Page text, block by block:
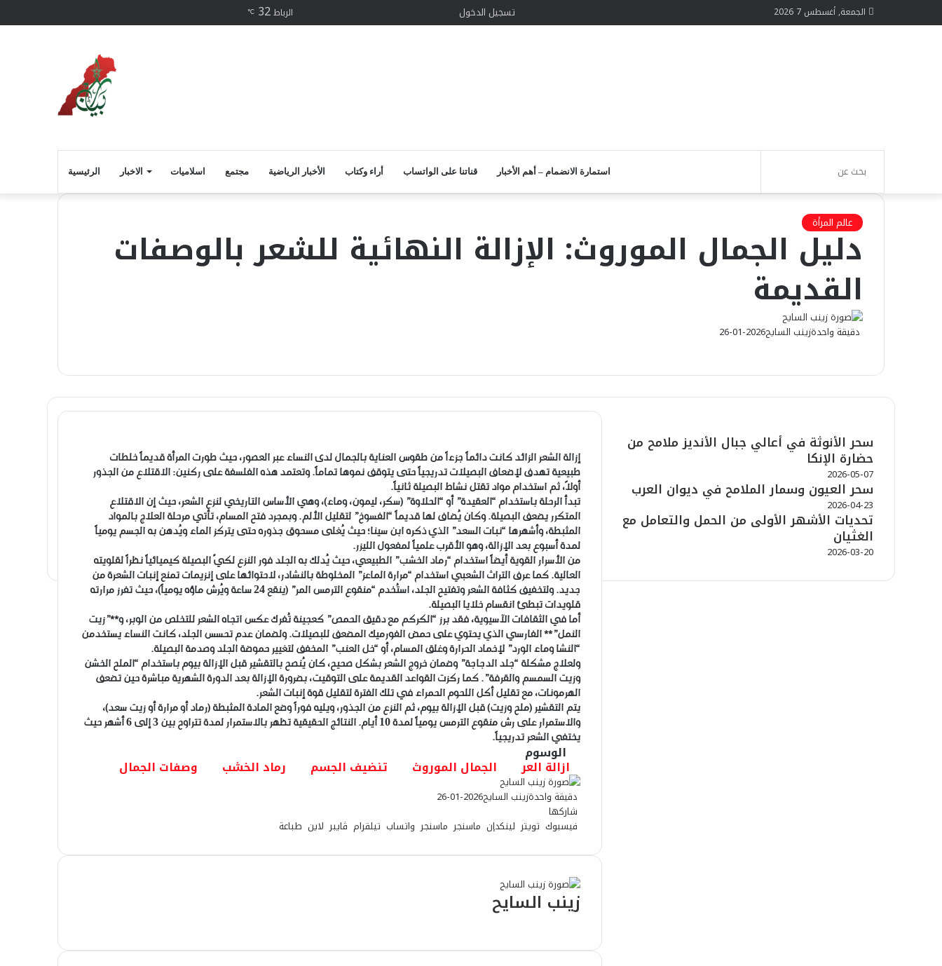
الجمعة, أغسطس 7 2026
مقالتسجيل الدخول فيسبوك
الرباط32
℃
الرئيسية الاخبار اسلاميات مجتمع الأخبار الرياضية أراء وكتاب قناتنا على الواتساب استمارة الانضمام – أهم الأخبار بحث
عن عالم المرأة
​دليل الجمال الموروث: الإزالة النهائية للشعر بالوصفات
القديمة
زينب السايح2026-01-26 دقيقة واحدة
​إزالة الشعر الزائد كانت دائماً جزءاً من طقوس العناية بالجمال لدى النساء عبر العصور، حيث طورت المرأة قديماً خلطات
طبيعية تهدف لإضعاف البصيلات تدريجياً حتى يتوقف نموها تماماً. وتعتمد هذه الفلسفة على ركنين: الاقتلاع من الجذور
أولاً، ثم استخدام مواد تقتل نشاط البصيلة ثانياً.
​تبدأ الرحلة باستخدام “العقيدة” أو “الحلاوة” (سكر، ليمون، وماء)، وهي الأساس التاريخي لنزع الشعر، حيث إن الاقتلاع
المتكرر يضعف البصيلة. وكان يُضاف لها قديماً “الفسوخ” لتقليل الألم. وبمجرد فتح المسام، تأتي مرحلة العلاج بالمواد
المثبطة، وأشهرها “نبات السعد” الذي ذكره ابن سينا؛ حيث يُغلى مسحوق جذوره حتى يتركز الماء ويُدهن به الجسم يومياً
لمدة أسبوع بعد الإزالة، وهو الأقرب علمياً لمفعول الليزر.
​من الأسرار القوية أيضاً استخدام “رماد الخشب” الطبيعي، حيث يُدلك به الجلد فور النزع لكيّ البصيلة كيميائياً نظراً لقلويته
العالية. كما عرف التراث الشعبي استخدام “مرارة الماعز” المخلوطة بالنشادر، لاحتوائها على إنزيمات تمنع إنبات الشعرة من
جديد. ولتخفيف كثافة الشعر وتفتيح الجلد، استُخدم “منقوع الترمس المر” (ينقع 24 ساعة ويُرش ماؤه يومياً)، حيث تفرز مرارته
قلويدات تبطئ انقسام خلايا البصيلة.
​أما في الثقافات الآسيوية، فقد برز “الكركم مع دقيق الحمص” كعجينة تُفرك عكس اتجاه الشعر للتخلص من الوبر، و**”زيت
النمل”** الفارسي الذي يحتوي على حمض الفورميك المضعف للبصيلات. ولضمان عدم تحسس الجلد، كانت النساء يستخدمن
“النشا وماء الورد” لإخماد الحرارة وغلق المسام، أو “خل العنب” المخفف لتغيير حموضة الجلد وصدمة البصيلة.
​ولعلاج مشكلة “جلد الدجاجة” وضمان خروج الشعر بشكل صحيح، كان يُنصح بالتقشير قبل الإزالة بيوم باستخدام “الملح الخشن
وزيت السمسم والقرفة”. كما ركزت القواعد القديمة على التوقيت، بضرورة الإزالة بعد الدورة الشهرية مباشرة حين تضعف
الهرمونات، مع تقليل أكل اللحوم الحمراء في تلك الفترة لتقليل قوة إنبات الشعر.
يتم التقشير (ملح وزيت) قبل الإزالة بيوم، ثم النزع من الجذور، ويليه فوراً وضع المادة المثبطة (رماد أو مرارة أو زيت سعد)،
والاستمرار على رش منقوع الترمس يومياً لمدة 10 أيام. النتائج الحقيقية تظهر بالاستمرار لمدة تتراوح بين 3 إلى 6 أشهر حيث
يختفي الشعر تدريجياً.
الوسوم
ازالة العر الجمال الموروث تنضيف الجسم رماد الخشب وصفات الجمال
زينب السايح2026-01-26
دقيقة واحدة
شاركها
فيسبوك تويتر لينكدإن ماسنجر ماسنجر واتساب تيلقرام ڤايبر لاين طباعة
زينب السايح
ق
إ
غ
ل
ا
ق
سحر الأنوثة في أعالي جبال الأنديز ملامح من
حضارة الإنكا
2026-05-07
سحر العيون وسمار الملامح في ديوان العرب
2026-04-23
تحديات الأشهر الأولى من الحمل والتعامل مع
الغثيان
2026-03-20